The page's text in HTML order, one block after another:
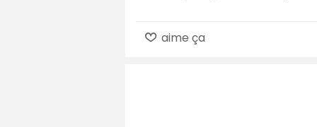
aime ça